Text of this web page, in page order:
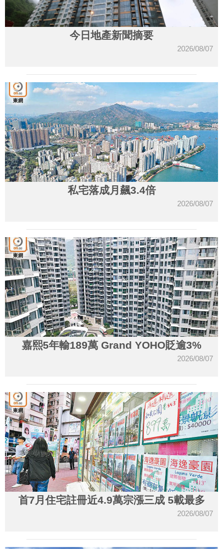
今日地產新聞摘要
2026/08/07
私宅落成月飆3.4倍
2026/08/07
嘉熙5年輸189萬 Grand YOHO貶逾3%
2026/08/07
首7月住宅註冊近4.9萬宗漲三成 5載最多
2026/08/07